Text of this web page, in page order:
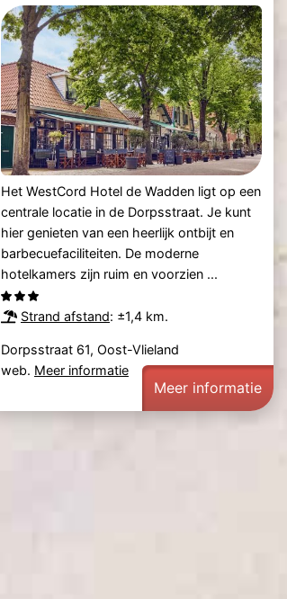
Het WestCord Hotel de Wadden ligt op een
centrale locatie in de Dorpsstraat. Je kunt
hier genieten van een heerlijk ontbijt en
barbecuefaciliteiten. De moderne
hotelkamers zijn ruim en voorzien ...
Strand afstand: ±1,4 km.
Dorpsstraat 61, Oost-Vlieland
web. Meer informatie
Meer informatie